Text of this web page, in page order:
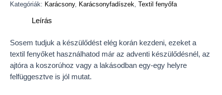
Kategóriák: Karácsony, Karácsonyfadíszek, Textil fenyőfa
Leírás
Sosem tudjuk a készülődést elég korán kezdeni, ezeket a
textil fenyőket használhatod már az adventi készülődésnél, az
ajtóra a koszorúhoz vagy a lakásodban egy-egy helyre
felfüggesztve is jól mutat.